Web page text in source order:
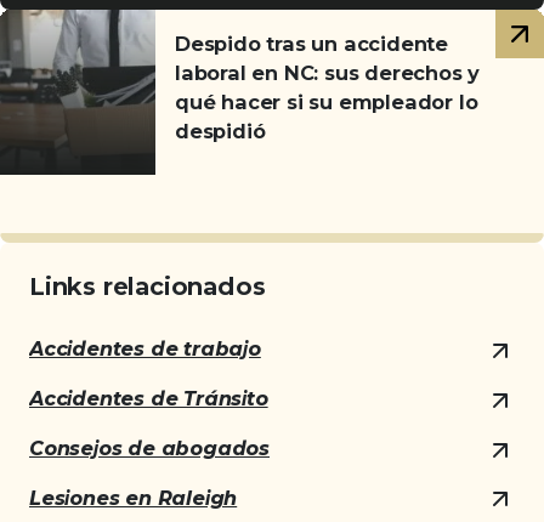
Artículos
relacionados
Despido tras un accidente
laboral en NC: sus derechos y
qué hacer si su empleador lo
despidió
Links relacionados
Accidentes de trabajo
Accidentes de Tránsito
Consejos de abogados
Lesiones en Raleigh